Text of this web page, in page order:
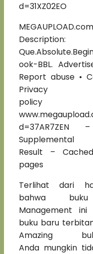
d=31XZ02EO
MEGAUPLOAD.com
Description:
ook-BBL.
Report abuse •
Privacy
Supplemental
Result –
pages
Terlihat dari
bahwa
Management ini
buku baru
Amazing
Anda mungkin